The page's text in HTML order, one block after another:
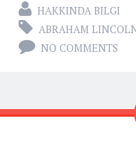
HAKKINDA BILGI
ABRAHAM
NO COMMENTS